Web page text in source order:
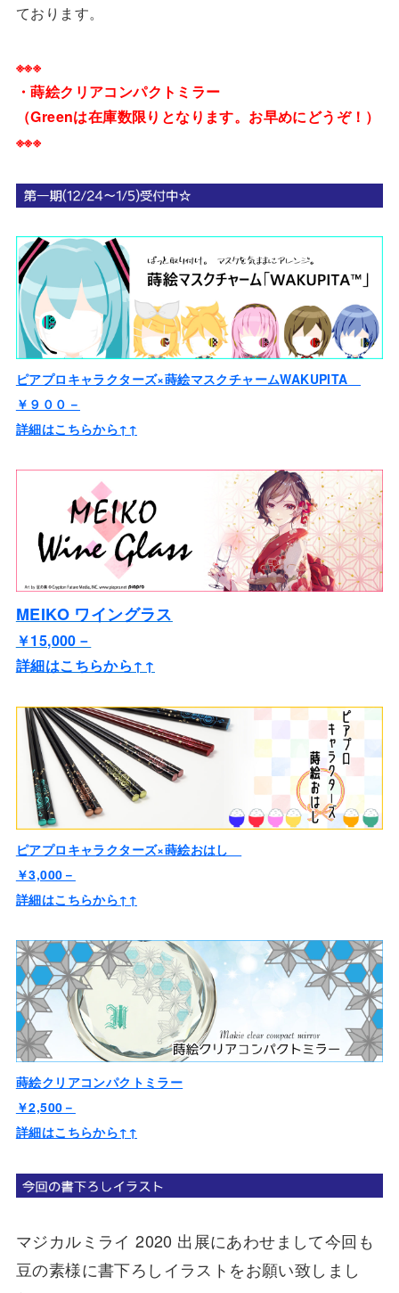
ております。
※※※
・蒔絵クリアコンパクトミラー
（Greenは在庫数限りとなります。お早めにどうぞ！）
※※※
ピアプロキャラクターズ×蒔絵マスクチャームWAKUPITA
￥９００－
詳細はこちらから↑↑
MEIKO ワイングラス
￥15,000－
詳細はこちらから↑↑
ピアプロキャラクターズ×蒔絵おはし
￥3,000－
詳細はこちらから↑↑
蒔絵クリアコンパクトミラー
￥2,500－
詳細はこちらから↑↑
マジカルミライ 2020 出展にあわせまして今回も
豆の素様に書下ろしイラストをお願い致しまし